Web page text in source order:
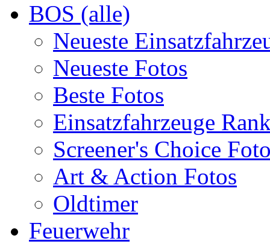
BOS (alle)
Neueste
Neueste Fotos
Beste Fotos
Einsatzfahrzeuge
Screener's Choice
Art & Action Fotos
Oldtimer
Feuerwehr